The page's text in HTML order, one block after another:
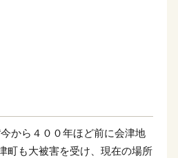
から４００年ほど前に会津地
町も大被害を受け、現在の場所